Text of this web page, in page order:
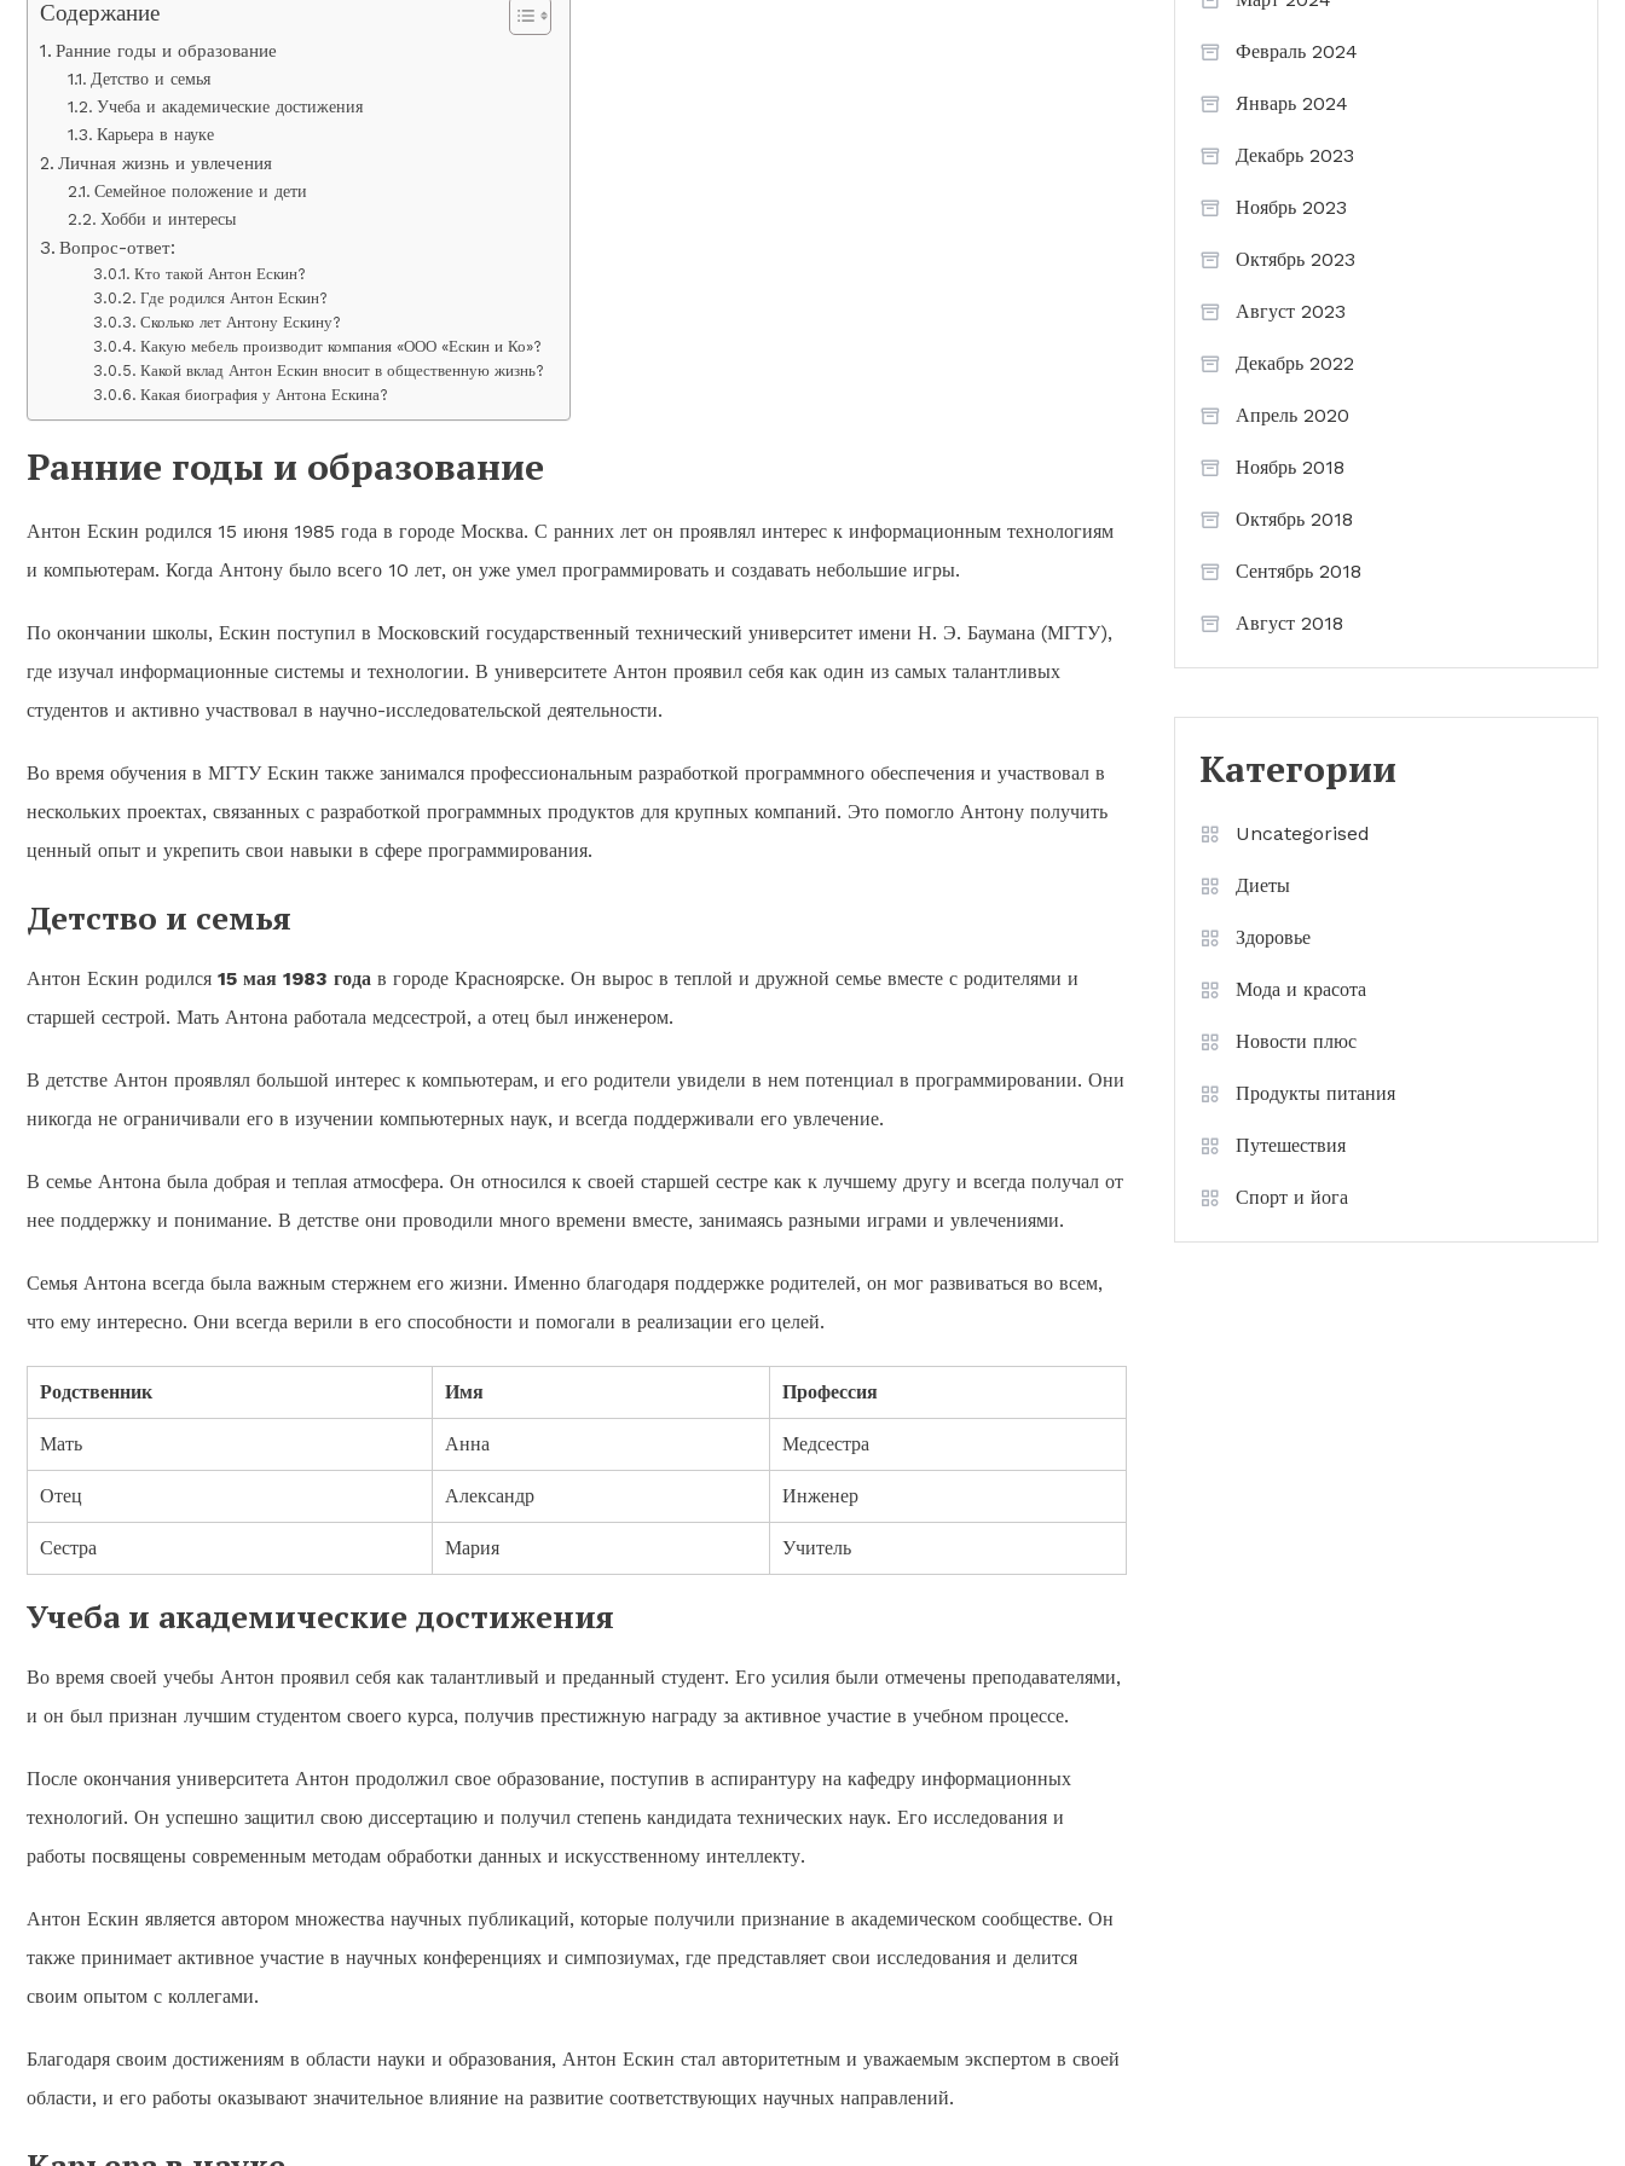
Содержание
Ранние годы и образование
Детство и семья
Учеба и академические достижения
Карьера в науке
Личная жизнь и увлечения
Семейное положение и дети
Хобби и интересы
Вопрос-ответ:
Кто такой Антон Ескин?
Где родился Антон Ескин?
Сколько лет Антону Ескину?
Какую мебель производит компания «ООО «Ескин и Ко»?
Какой вклад Антон Ескин вносит в общественную жизнь?
Какая биография у Антона Ескина?
Ранние годы и образование
Антон Ескин родился 15 июня 1985 года в городе Москва. С ранних лет он проявлял интерес к информационным технологиям
и компьютерам. Когда Антону было всего 10 лет, он уже умел программировать и создавать небольшие игры.
По окончании школы, Ескин поступил в Московский государственный технический университет имени Н. Э. Баумана (МГТУ),
где изучал информационные системы и технологии. В университете Антон проявил себя как один из самых талантливых
студентов и активно участвовал в научно-исследовательской деятельности.
Во время обучения в МГТУ Ескин также занимался профессиональным разработкой программного обеспечения и участвовал в
нескольких проектах, связанных с разработкой программных продуктов для крупных компаний. Это помогло Антону получить
ценный опыт и укрепить свои навыки в сфере программирования.
Детство и семья
Антон Ескин родился 15 мая 1983 года в городе Красноярске. Он вырос в теплой и дружной семье вместе с родителями и
старшей сестрой. Мать Антона работала медсестрой, а отец был инженером.
В детстве Антон проявлял большой интерес к компьютерам, и его родители увидели в нем потенциал в программировании. Они
никогда не ограничивали его в изучении компьютерных наук, и всегда поддерживали его увлечение.
В семье Антона была добрая и теплая атмосфера. Он относился к своей старшей сестре как к лучшему другу и всегда получал от
нее поддержку и понимание. В детстве они проводили много времени вместе, занимаясь разными играми и увлечениями.
Семья Антона всегда была важным стержнем его жизни. Именно благодаря поддержке родителей, он мог развиваться во всем,
что ему интересно. Они всегда верили в его способности и помогали в реализации его целей.
Родственник Имя Профессия
Мать Анна Медсестра
Отец Александр Инженер
Сестра Мария Учитель
Учеба и академические достижения
Во время своей учебы Антон проявил себя как талантливый и преданный студент. Его усилия были отмечены преподавателями,
и он был признан лучшим студентом своего курса, получив престижную награду за активное участие в учебном процессе.
После окончания университета Антон продолжил свое образование, поступив в аспирантуру на кафедру информационных
технологий. Он успешно защитил свою диссертацию и получил степень кандидата технических наук. Его исследования и
работы посвящены современным методам обработки данных и искусственному интеллекту.
Антон Ескин является автором множества научных публикаций, которые получили признание в академическом сообществе. Он
также принимает активное участие в научных конференциях и симпозиумах, где представляет свои исследования и делится
своим опытом с коллегами.
Благодаря своим достижениям в области науки и образования, Антон Ескин стал авторитетным и уважаемым экспертом в своей
области, и его работы оказывают значительное влияние на развитие соответствующих научных направлений.
Февраль 2024
Январь 2024
Декабрь 2023
Ноябрь 2023
Октябрь 2023
Август 2023
Декабрь 2022
Апрель 2020
Ноябрь 2018
Октябрь 2018
Сентябрь 2018
Август 2018
Категории
Uncategorised
Диеты
Здоровье
Мода и красота
Новости плюс
Продукты питания
Путешествия
Спорт и йога